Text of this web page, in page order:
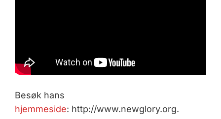
Besøk hans
hjemmeside: http://www.newglory.org.